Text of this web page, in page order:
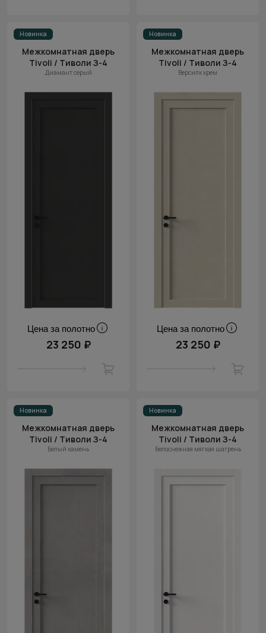
Новинка
Межкомнатная дверь
Tivoli / Тиволи З-4
Диамант серый
Цена за полотно
23 250 ₽
Новинка
Межкомнатная дверь
Tivoli / Тиволи З-4
Версилк крем
Цена за полотно
23 250 ₽
Новинка
Межкомнатная дверь
Tivoli / Тиволи З-4
Белый камень
Новинка
Межкомнатная дверь
Tivoli / Тиволи З-4
Белоснежная мягкая шагрень